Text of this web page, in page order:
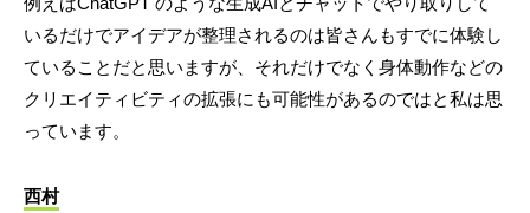
いるだけでアイデアが整理されるのは皆さんもすでに体験し
ていることだと思いますが、それだけでなく身体動作などの
クリエイティビティの拡張にも可能性があるのではと私は思
っています。
西村